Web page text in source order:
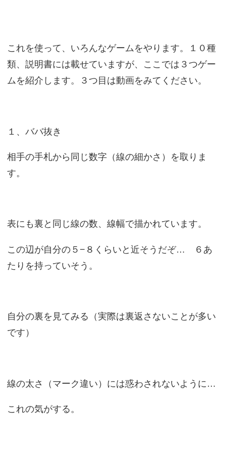
これを使って、いろんなゲームをやります。１０種
類、説明書には載せていますが、ここでは３つゲー
ムを紹介します。３つ目は動画をみてください。
１、ババ抜き
相手の手札から同じ数字（線の細かさ）を取りま
す。
表にも裏と同じ線の数、線幅で描かれています。
この辺が自分の５−８くらいと近そうだぞ… ６あ
たりを持っていそう。
自分の裏を見てみる（実際は裏返さないことが多い
です）
線の太さ（マーク違い）には惑わされないように…
これの気がする。